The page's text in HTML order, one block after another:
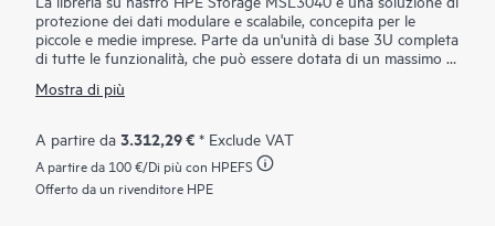
protezione dei dati modulare e scalabile, concepita per le
piccole e medie imprese. Parte da un'unità di base 3U completa
di tutte le funzionalità, che può essere dotata di un massimo di
archiviazione compatto ma potente. Può essere quindi scalata
fino a 640 cartucce e 48 unità a nastro LTO a mezza altezza,
per un massimo di 28,8 PB distoragecompresso. Ideale per
backup e archiviazione a lungo termine, offre crittografia dei
dati, supporto WORM e gestione remota. Fornire una
Mostra di più
A partire da 3.312,29 € * Exclude VAT
A partire da 100 €/Di più con HPEFS
Offerto da un rivenditore HPE